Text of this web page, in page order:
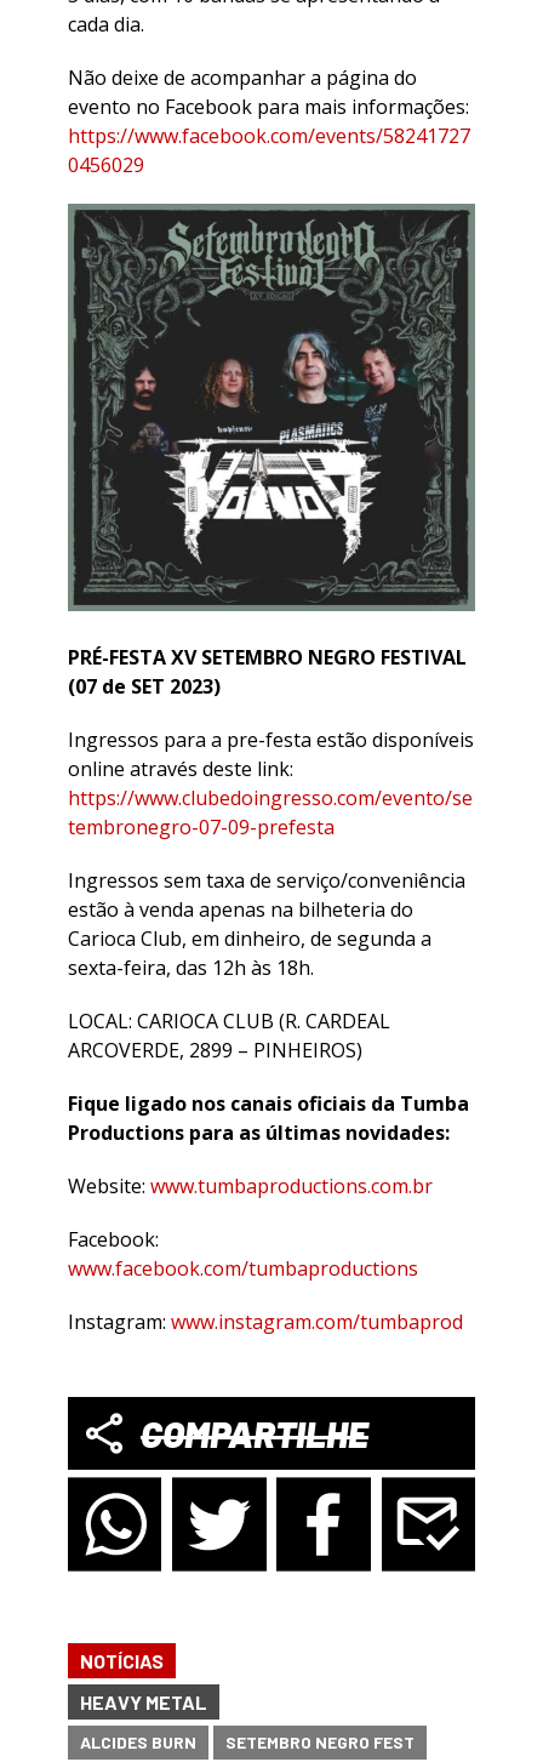
cada dia.
Não deixe de acompanhar a página do
evento no Facebook para mais informações:
https://www.facebook.com/events/58241727
0456029
PRÉ-FESTA XV SETEMBRO NEGRO FESTIVAL
(07 de SET 2023)
Ingressos para a pre-festa estão disponíveis
online através deste link:
https://www.clubedoingresso.com/evento/se
tembronegro-07-09-prefesta
Ingressos sem taxa de serviço/conveniência
estão à venda apenas na bilheteria do
Carioca Club, em dinheiro, de segunda a
sexta-feira, das 12h às 18h.
LOCAL: CARIOCA CLUB (R. CARDEAL
ARCOVERDE, 2899 – PINHEIROS)
Fique ligado nos canais oficiais da Tumba
Productions para as últimas novidades:
Website: www.tumbaproductions.com.br
Facebook:
www.facebook.com/tumbaproductions
Instagram: www.instagram.com/tumbaprod
COMPARTILHE
NOTÍCIAS
HEAVY METAL
ALCIDES BURN
SETEMBRO NEGRO FEST